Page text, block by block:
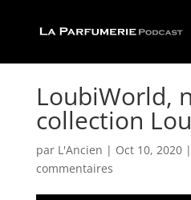
LoubiWorld,
collection
par L'Ancien | Oct 10, 2020|
commentaires